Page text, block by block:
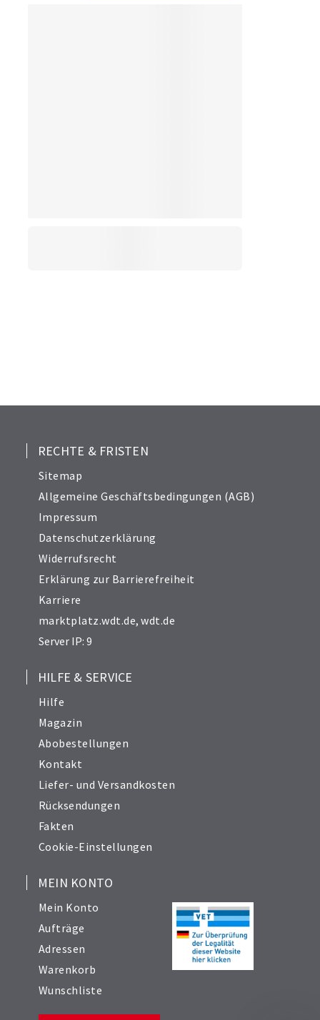
RECHTE & FRISTEN
Sitemap
Allgemeine Geschäftsbedingungen (AGB)
Impressum
Datenschutzerklärung
Widerrufsrecht
Erklärung zur Barrierefreiheit
Karriere
marktplatz.wdt.de,wdt.de
Server IP: 9
HILFE & SERVICE
Hilfe
Magazin
Abobestellungen
Kontakt
Liefer- und Versandkosten
Rücksendungen
Fakten
Cookie-Einstellungen
MEIN KONTO
Mein Konto
Aufträge
Adressen
Warenkorb
Wunschliste